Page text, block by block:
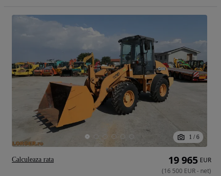
1 / 6
19 965 EUR
(16 500 EUR- net)
Calculeaza rata